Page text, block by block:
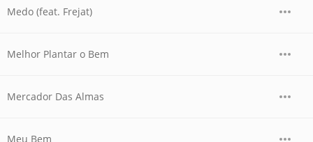
Medo (feat. Frejat)
Melhor Plantar o Bem
Mercador Das Almas
Meu Bem